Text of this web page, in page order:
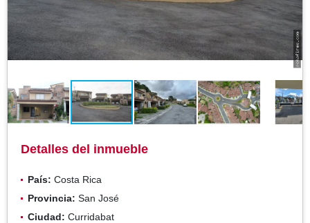
Detalles del inmueble
País: Costa Rica
Provincia: San José
Ciudad: Curridabat